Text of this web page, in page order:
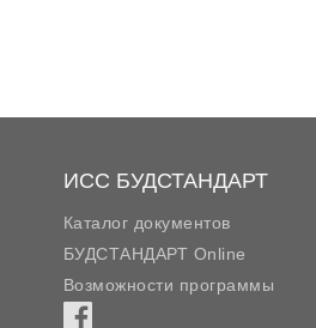
ИСС БУДСТАНДАРТ
Каталог документов
БУДСТАНДАРТ Online
Возможности программы